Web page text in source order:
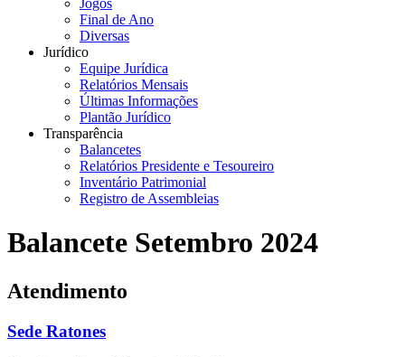
Jogos
Final de Ano
Diversas
Jurídico
Equipe Jurídica
Relatórios Mensais
Últimas Informações
Plantão Jurídico
Transparência
Balancetes
Relatórios Presidente e Tesoureiro
Inventário Patrimonial
Registro de Assembleias
Balancete Setembro 2024
Atendimento
Sede Ratones